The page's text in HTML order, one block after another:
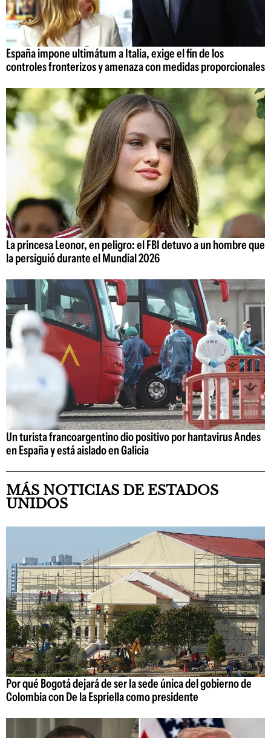
España impone ultimátum a Italia, exige el fin de los
controles fronterizos y amenaza con medidas proporcionales
La princesa Leonor, en peligro: el FBI detuvo a un hombre que
la persiguió durante el Mundial 2026
Un turista francoargentino dio positivo por hantavirus Andes
en España y está aislado en Galicia
MÁS NOTICIAS DE ESTADOS
UNIDOS
Por qué Bogotá dejará de ser la sede única del gobierno de
Colombia con De la Espriella como presidente